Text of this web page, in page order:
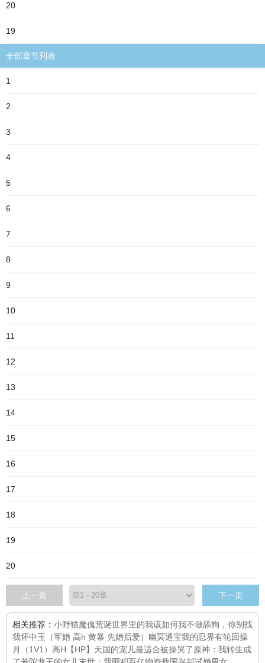
20
19
全部章节列表
1
2
3
4
5
6
7
8
9
10
11
12
13
14
15
16
17
18
19
20
上一页 下一页
相关推荐： 小野猫魔傀荒诞世界里的我该如何我不做舔狗，你别找
我怀中玉（军婚 高h 黄暴 先婚后爱） 幽冥通宝我的忍界有轮回操
月（1V1）高H 【HP】天国的宠儿最适合被操哭了 原神：我转生成